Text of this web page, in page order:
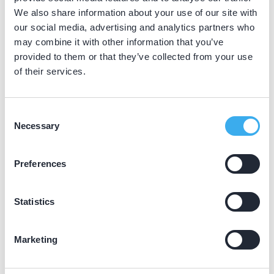
We also share information about your use of our site with
our social media, advertising and analytics partners who
may combine it with other information that you’ve
provided to them or that they’ve collected from your use
of their services.
Selection
Necessary
Preferences
Statistics
Marketing
Radboud UMC
Rijksuniversiteit Groningen
8 uur stagebegeleiding. De universiteit verzorgt de
opgave hiervan aan het KRT. Het is niet mogelijk om
Andere stagebegeleiding in